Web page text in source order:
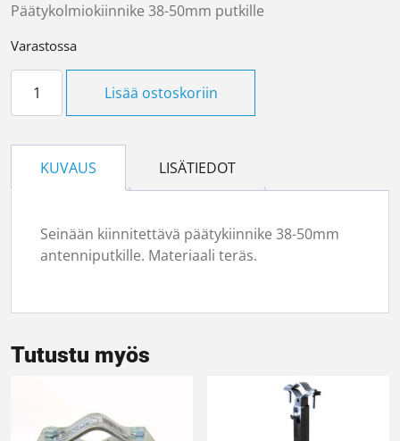
Päätykolmiokiinnike 38-50mm putkille
Varastossa
Lisää ostoskoriin
KUVAUS LISÄTIEDOT
Seinään kiinnitettävä päätykiinnike 38-50mm
antenniputkille. Materiaali teräs.
Tutustu myös